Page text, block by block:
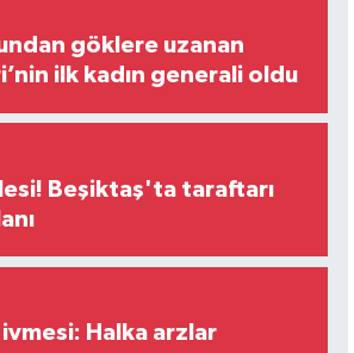
göklere uzanan
ilk kadın generali oldu
Beşiktaş'ta taraftarı
Halka arzlar